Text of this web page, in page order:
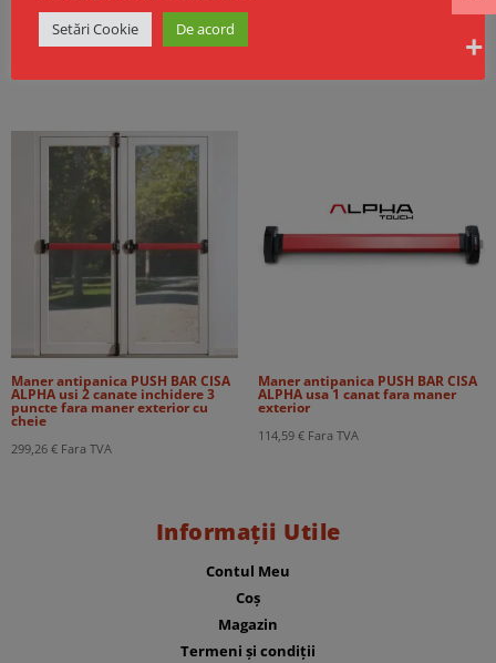
Broască electrică CISA Mito Sensor
Fail Safe
Maner antipanica PUSH BAR CISA
ALPHA usi 2 canate inchidere 3
puncte fara maner exterior cu
cheie
299,26 € Fara TVA
Maner antipanica PUSH BAR CISA
ALPHA usa 1 canat fara maner
exterior
114,59 € Fara TVA
Informații Utile
Contul Meu
Coș
Magazin
Termeni și condiții
Setări Cookie De acord